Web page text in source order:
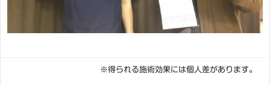
※得られる施術効果には個人差があります。